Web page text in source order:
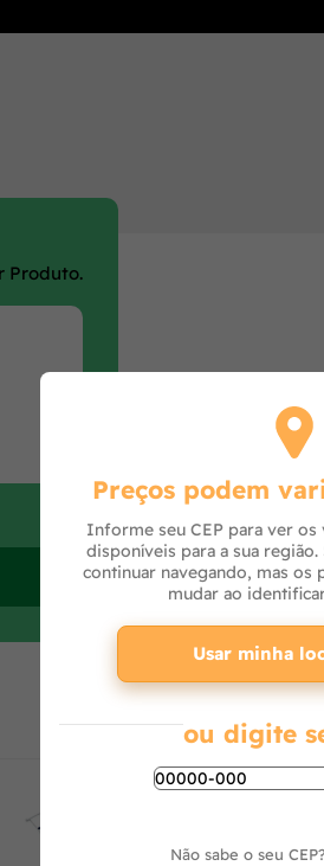
Produto.
Opiniões de
Produto ainda sem
O que os
Preços podem
Informe seu CEP para ver
disponíveis para a sua
continuar navegando, mas
mudar ao
Usar minha
ou digite
Não sabe o seu CEP?